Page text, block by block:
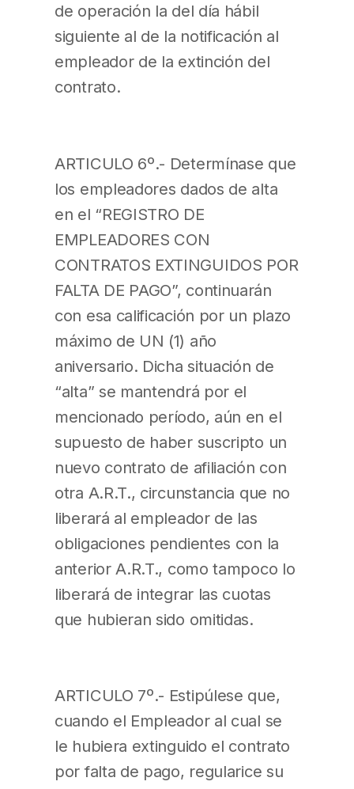
de operación la del día hábil
siguiente al de la notificación al
empleador de la extinción del
contrato.
ARTICULO 6º.- Determínase que
los empleadores dados de alta
en el “REGISTRO DE
EMPLEADORES CON
CONTRATOS EXTINGUIDOS POR
FALTA DE PAGO”, continuarán
con esa calificación por un plazo
máximo de UN (1) año
aniversario. Dicha situación de
“alta” se mantendrá por el
mencionado período, aún en el
supuesto de haber suscripto un
nuevo contrato de afiliación con
otra A.R.T., circunstancia que no
liberará al empleador de las
obligaciones pendientes con la
anterior A.R.T., como tampoco lo
liberará de integrar las cuotas
que hubieran sido omitidas.
ARTICULO 7º.- Estipúlese que,
cuando el Empleador al cual se
le hubiera extinguido el contrato
por falta de pago, regularice su